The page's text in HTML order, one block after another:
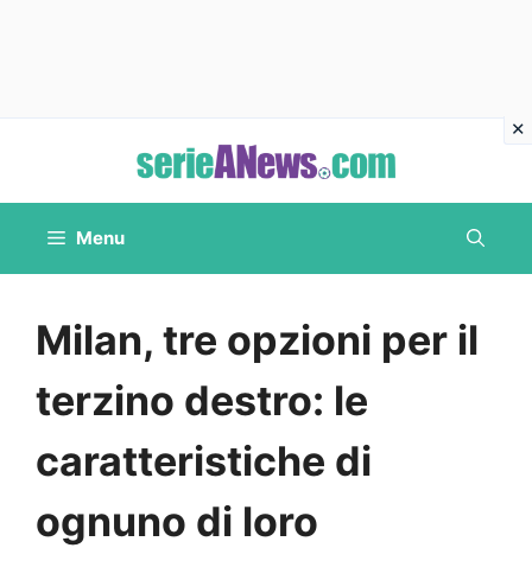
contenuto
Menu
Milan, tre opzioni per il
terzino destro: le
caratteristiche di
ognuno di loro